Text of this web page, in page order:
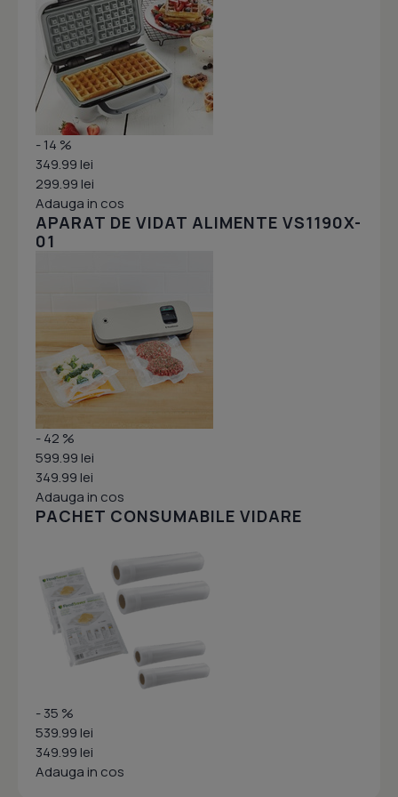
- 14 %
349.99 lei
299.99 lei
Adauga in cos
APARAT DE VIDAT ALIMENTE VS1190X-
01
- 42 %
599.99 lei
349.99 lei
Adauga in cos
PACHET CONSUMABILE VIDARE
- 35 %
539.99 lei
349.99 lei
Adauga in cos